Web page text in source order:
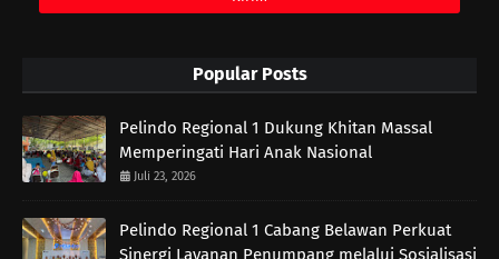
Popular Posts
Pelindo Regional 1 Dukung Khitan Massal
Memperingati Hari Anak Nasional
Juli 23, 2026
Pelindo Regional 1 Cabang Belawan Perkuat